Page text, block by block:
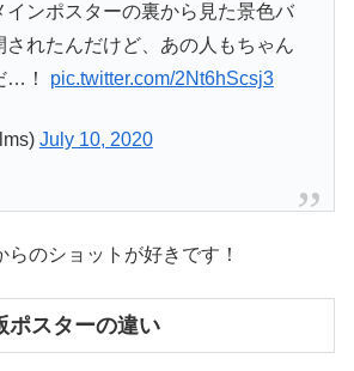
インポスターの裏から見た景色バ
されたんだけど、あの人もちゃん
…！ pic.twitter.com/2Nt6hScsj3
July 10, 2020
のショットが好きです！
ポスターの違い